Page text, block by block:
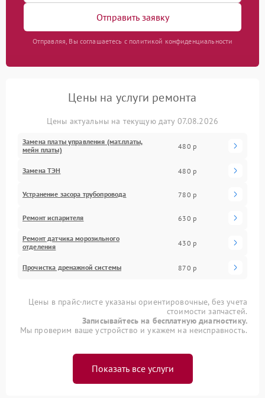
Отправить заявку
Отправляя, Вы соглашаетесь с политикой конфиденциальности
Цены на услуги ремонта
Цены актуальны на текущую дату 07.08.2026
Замена платы управления (мат.платы,
мейн платы)
480 р
Замена ТЭН 480 р
Устранение засора трубопровода 780 р
Ремонт испарителя 630 р
Ремонт датчика морозильного
отделения
430 р
Прочистка дренажной системы 870 р
Цены в прайс-листе указаны ориентировочные, без учета
стоимости запчастей.
Записывайтесь на бесплатную диагностику.
Мы проверим ваше устройство и укажем на неисправность.
Показать все услуги